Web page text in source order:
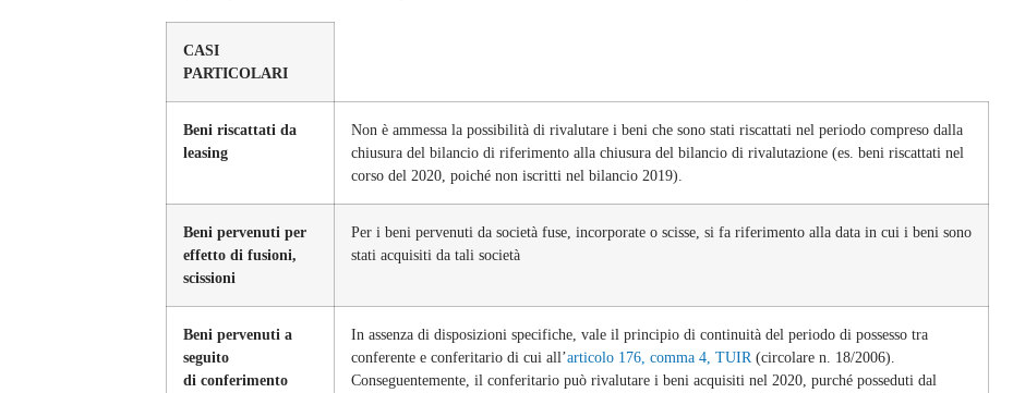
CASI
PARTICOLARI
Beni riscattati da
leasing
Non è ammessa la possibilità di rivalutare i beni che sono stati riscattati nel periodo compreso dalla
chiusura del bilancio di riferimento alla chiusura del bilancio di rivalutazione (es. beni riscattati nel
corso del 2020, poiché non iscritti nel bilancio 2019).
Beni pervenuti per
effetto di fusioni,
scissioni
Per i beni pervenuti da società fuse, incorporate o scisse, si fa riferimento alla data in cui i beni sono
stati acquisiti da tali società
Beni pervenuti a
seguito
di conferimento
In assenza di disposizioni specifiche, vale il principio di continuità del periodo di possesso tra
conferente e conferitario di cui all’articolo 176, comma 4, TUIR(circolare n. 18/2006).
Conseguentemente, il conferitario può rivalutare i beni acquisiti nel 2020, purché posseduti dal